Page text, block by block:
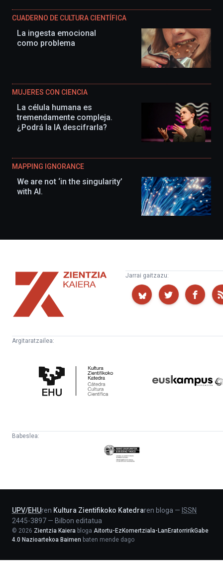
CUADERNO DE CULTURA CIENTÍFICA
La ingesta emocional
como problema
MUJERES CON CIENCIA
La célula humana es
tremendamente compleja.
¿Podrá la IA descifrarla?
MAPPING IGNORANCE
We are not ‘in the singularity’
with AI.
Zientzia
Kaiera
Jarrai gaitzazu:
Argitaratzailea:
Zientifikoko
Katedra
Babeslea:
Eusko
Jaurlaritza
UPV/EHUren Kultura Zientifikoko Katedraren bloga — ISSN
2445-3897 — Bilbon editatua
© 2026 Zientzia Kaiera bloga Aitortu-EzKomertziala-LanEratorririkGabe
4.0 Nazioartekoa Baimen baten mende dago